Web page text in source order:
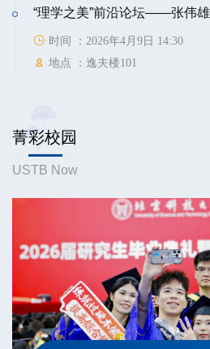
“理学之美”前沿论坛——张伟
时间 ：2026年4月9日 14:30
地点 ：逸夫楼101
菁彩校园
USTB Now